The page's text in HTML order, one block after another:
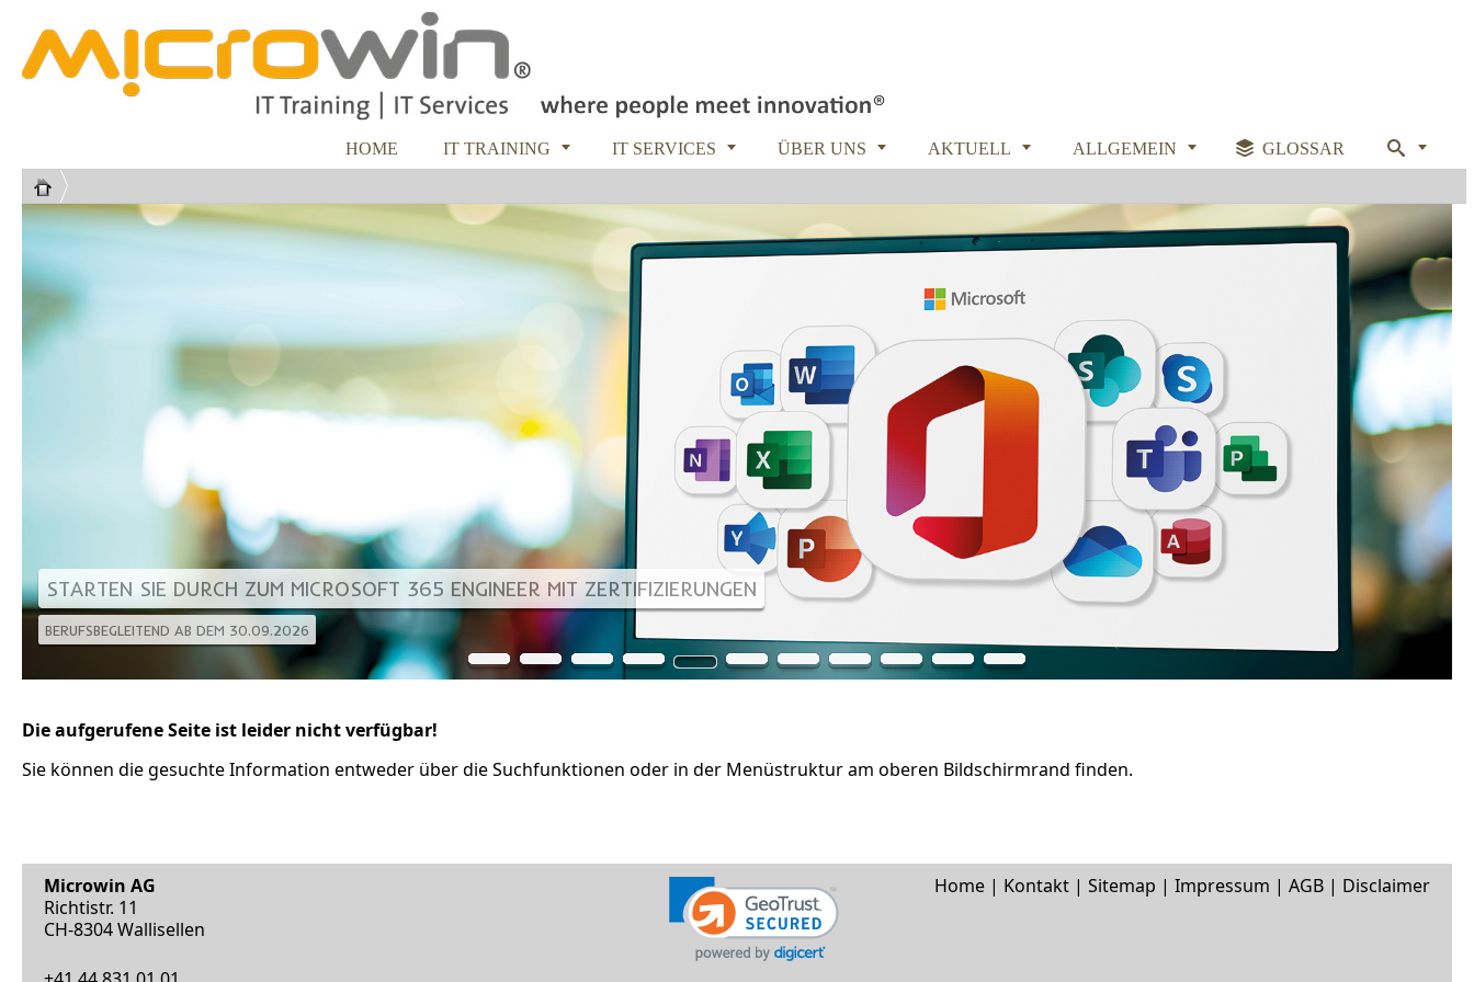
HOME IT TRAINING  IT SERVICES  ÜBER UNS  AKTUELL  ALLGEMEIN   GLOSSAR  
STARTEN SIE DURCH ZUM MICROSOFT 365 ENGINEER MIT ZERTIFIZIERUNGEN
BERUFSBEGLEITEND AB DEM 30.09.2026
Die aufgerufene Seite ist leider nicht verfügbar!
Sie können die gesuchte Information entweder über die Suchfunktionen oder in der Menüstruktur am oberen Bildschirmrand finden.
Microwin AG
Richtistr. 11
CH-8304 Wallisellen
Home | Kontakt | Sitemap | Impressum | AGB | Disclaimer